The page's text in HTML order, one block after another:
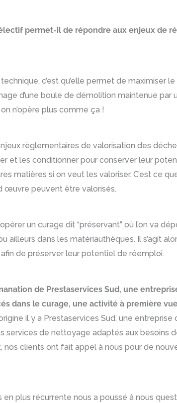
permet-il de répondre aux enjeux de
c’est qu’elle permet de
d’une boule de démolition maintenue
n’opère plus comme ça !
règlementaires de valorisation des
et les conditionner pour conserver leur
matières si on veut les valoriser. C’est ce
œuvre peuvent être valorisés.
un curage dit “préservant” où l’on va
ailleurs dans les matériauthèques. Il s’agit
de préserver leur potentiel de réemploi.
de Prestaservices Sud, une
dans le curage, une activité à première
il y a Prestaservices Sud, une
services de nettoyage adaptés aux besoins
nos clients ont fait appel à nous pour de
en plus récurrente nous a poussé à nous